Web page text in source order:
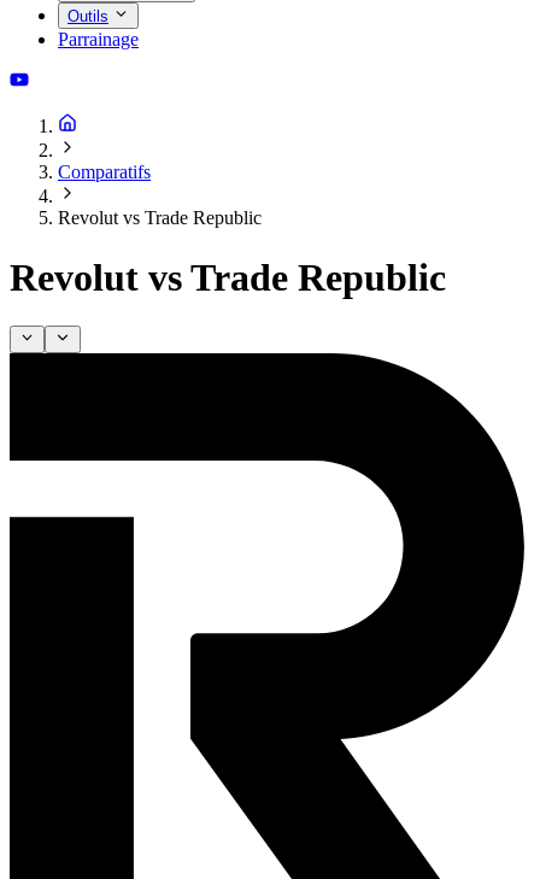
Outils
Parrainage
Comparatifs
Revolut vs Trade Republic
Revolut vs Trade Republic